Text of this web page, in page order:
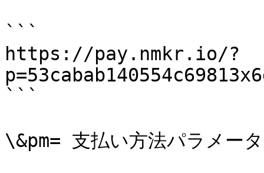
```
https://pay.nmkr.io/?
```
\&pm= 支払い方法パラメータ